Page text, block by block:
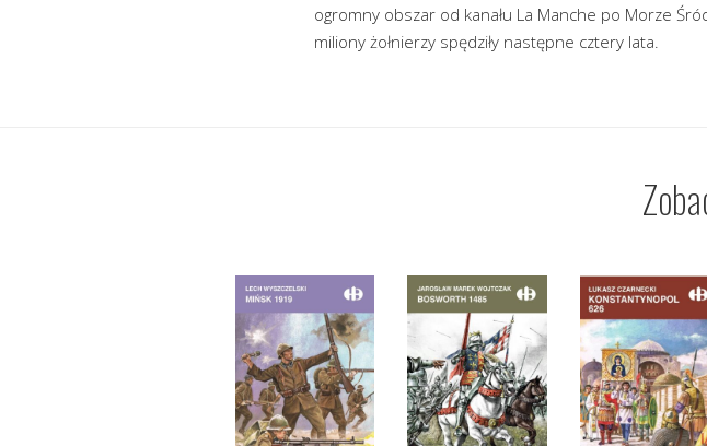
ogromny obszar od kanału La Manche po Morze
miliony żołnierzy spędziły następne cztery lata.